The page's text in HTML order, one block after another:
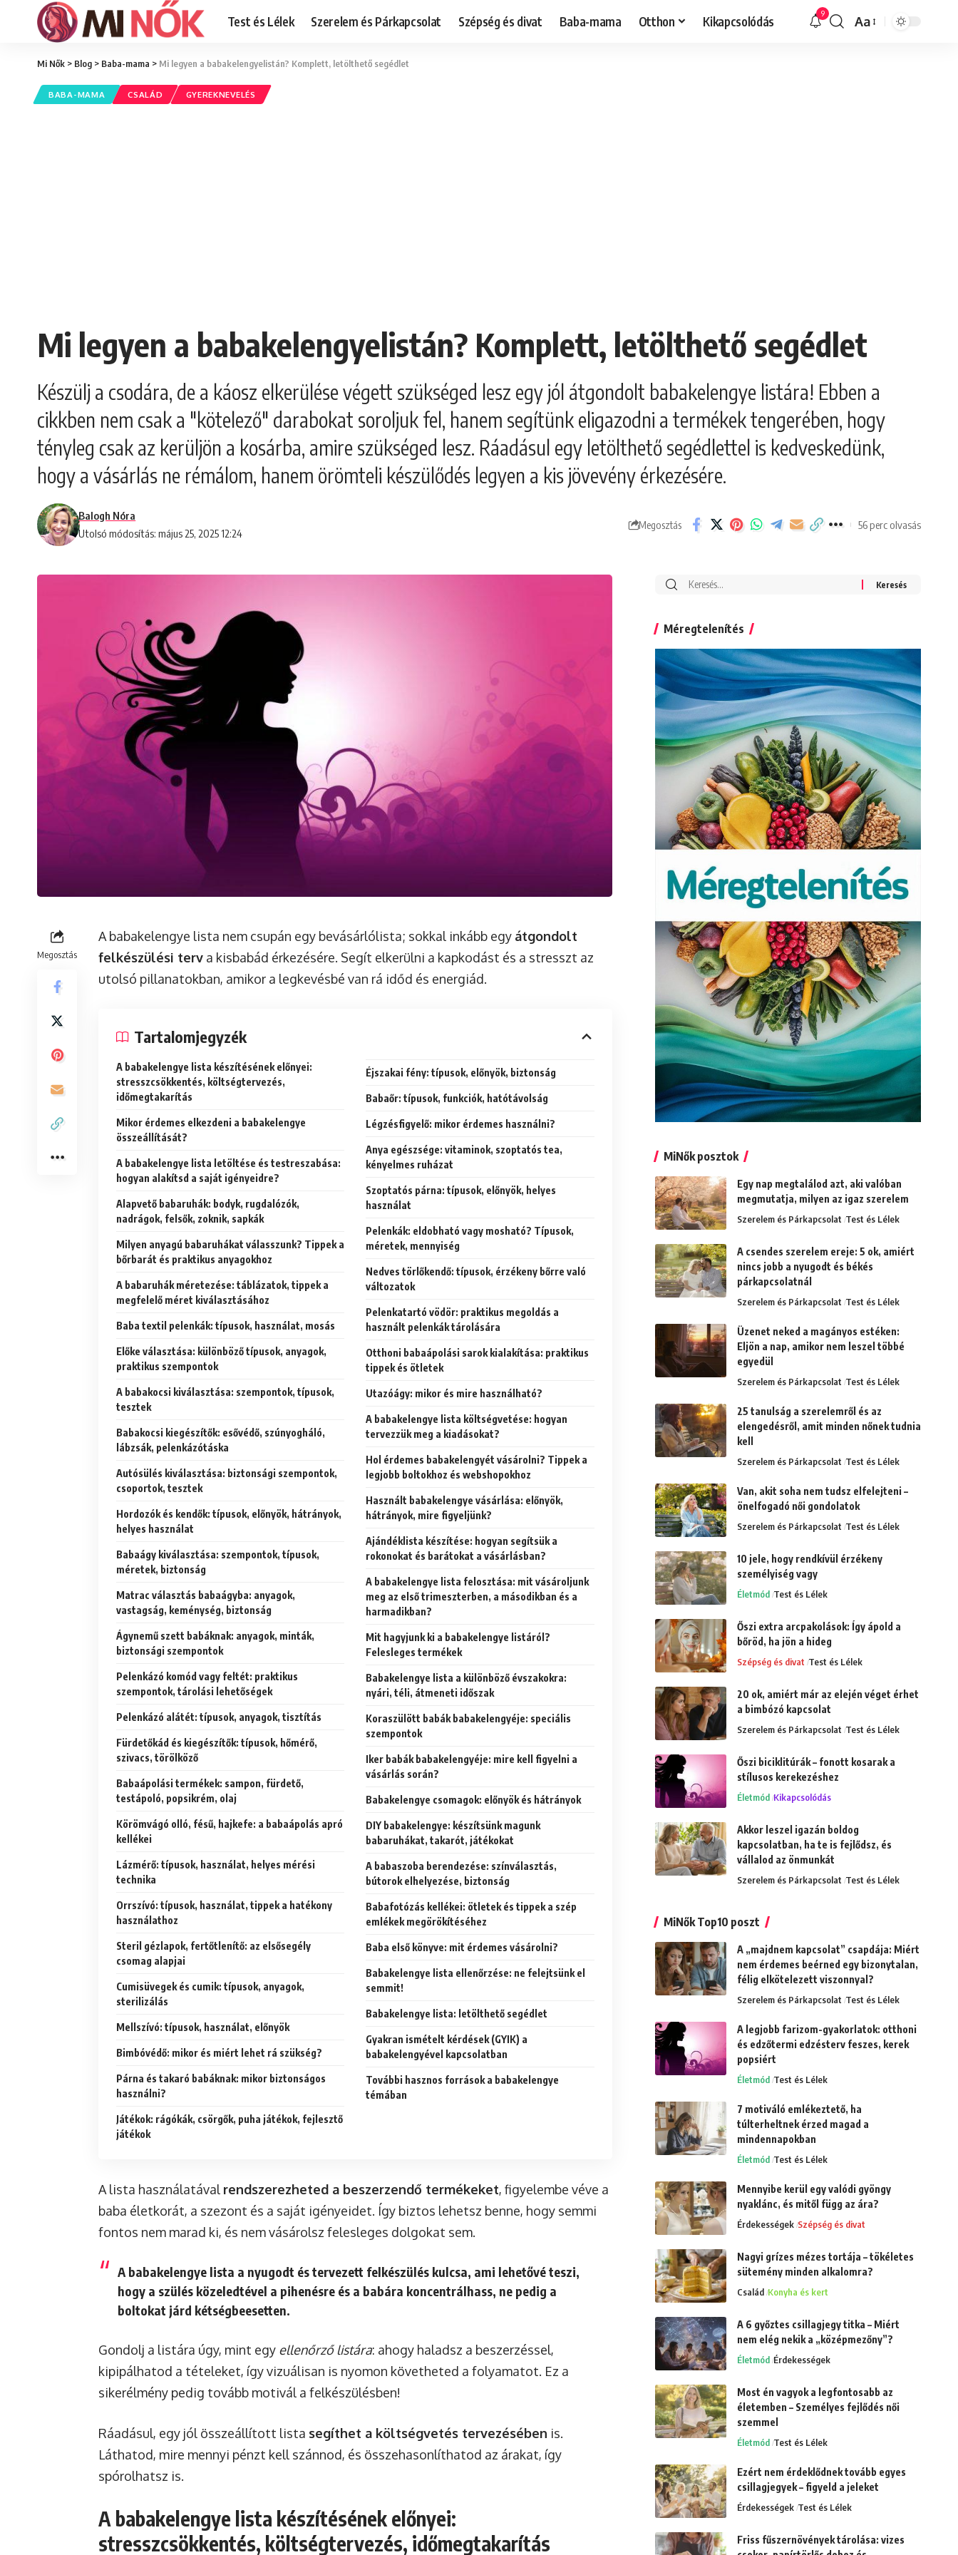
Test és Lélek Szerelem és Párkapcsolat Szépség és divat Baba-mama Otthon Kikapcsolódás 9
Font
Aa
Mi Nők > Blog > Baba-mama > Mi legyen a babakelengyelistán? Komplett, letölthető segédlet
BABA-MAMA CSALÁD GYEREKNEVELÉS
Mi legyen a babakelengyelistán? Komplett, letölthető segédlet
Készülj a csodára, de a káosz elkerülése végett szükséged lesz egy jól átgondolt babakelengye listára! Ebben a
cikkben nem csak a "kötelező" darabokat soroljuk fel, hanem segítünk eligazodni a termékek tengerében, hogy
tényleg csak az kerüljön a kosárba, amire szükséged lesz. Ráadásul egy letölthető segédlettel is kedveskedünk,
hogy a vásárlás ne rémálom, hanem örömteli készülődés legyen a kis jövevény érkezésére.
Utolsó módosítás: május 25, 2025 12:24
Balogh Nóra
Megosztás 56 perc olvasás
Megosztás
A babakelengye lista nem csupán egy bevásárlólista; sokkal inkább egy átgondolt
felkészülési terv a kisbabád érkezésére. Segít elkerülni a kapkodást és a stresszt az
utolsó pillanatokban, amikor a legkevésbé van rá időd és energiád.
Tartalomjegyzék
A babakelengye lista készítésének előnyei:
stresszcsökkentés, költségtervezés,
időmegtakarítás
Mikor érdemes elkezdeni a babakelengye
összeállítását?
A babakelengye lista letöltése és testreszabása:
hogyan alakítsd a saját igényeidre?
Alapvető babaruhák: bodyk, rugdalózók,
nadrágok, felsők, zoknik, sapkák
Milyen anyagú babaruhákat válasszunk? Tippek a
bőrbarát és praktikus anyagokhoz
A babaruhák méretezése: táblázatok, tippek a
megfelelő méret kiválasztásához
Baba textil pelenkák: típusok, használat, mosás
Előke választása: különböző típusok, anyagok,
praktikus szempontok
A babakocsi kiválasztása: szempontok, típusok,
tesztek
Babakocsi kiegészítők: esővédő, szúnyogháló,
lábzsák, pelenkázótáska
Autósülés kiválasztása: biztonsági szempontok,
csoportok, tesztek
Hordozók és kendők: típusok, előnyök, hátrányok,
helyes használat
Babaágy kiválasztása: szempontok, típusok,
méretek, biztonság
Matrac választás babaágyba: anyagok,
vastagság, keménység, biztonság
Ágynemű szett babáknak: anyagok, minták,
biztonsági szempontok
Pelenkázó komód vagy feltét: praktikus
szempontok, tárolási lehetőségek
Pelenkázó alátét: típusok, anyagok, tisztítás
Fürdetőkád és kiegészítők: típusok, hőmérő,
szivacs, törölköző
Babaápolási termékek: sampon, fürdető,
testápoló, popsikrém, olaj
Körömvágó olló, fésű, hajkefe: a babaápolás apró
kellékei
Lázmérő: típusok, használat, helyes mérési
technika
Orrszívó: típusok, használat, tippek a hatékony
használathoz
Steril gézlapok, fertőtlenítő: az elsősegély
csomag alapjai
Cumisüvegek és cumik: típusok, anyagok,
sterilizálás
Mellszívó: típusok, használat, előnyök
Bimbóvédő: mikor és miért lehet rá szükség?
Párna és takaró babáknak: mikor biztonságos
használni?
Játékok: rágókák, csörgők, puha játékok, fejlesztő
játékok
Éjszakai fény: típusok, előnyök, biztonság
Babaőr: típusok, funkciók, hatótávolság
Légzésfigyelő: mikor érdemes használni?
Anya egészsége: vitaminok, szoptatós tea,
kényelmes ruházat
Szoptatós párna: típusok, előnyök, helyes
használat
Pelenkák: eldobható vagy mosható? Típusok,
méretek, mennyiség
Nedves törlőkendő: típusok, érzékeny bőrre való
változatok
Pelenkatartó vödör: praktikus megoldás a
használt pelenkák tárolására
Otthoni babaápolási sarok kialakítása: praktikus
tippek és ötletek
Utazóágy: mikor és mire használható?
A babakelengye lista költségvetése: hogyan
tervezzük meg a kiadásokat?
Hol érdemes babakelengyét vásárolni? Tippek a
legjobb boltokhoz és webshopokhoz
Használt babakelengye vásárlása: előnyök,
hátrányok, mire figyeljünk?
Ajándéklista készítése: hogyan segítsük a
rokonokat és barátokat a vásárlásban?
A babakelengye lista felosztása: mit vásároljunk
meg az első trimeszterben, a másodikban és a
harmadikban?
Mit hagyjunk ki a babakelengye listáról?
Felesleges termékek
Babakelengye lista a különböző évszakokra:
nyári, téli, átmeneti időszak
Koraszülött babák babakelengyéje: speciális
szempontok
Iker babák babakelengyéje: mire kell figyelni a
vásárlás során?
Babakelengye csomagok: előnyök és hátrányok
DIY babakelengye: készítsünk magunk
babaruhákat, takarót, játékokat
A babaszoba berendezése: színválasztás,
bútorok elhelyezése, biztonság
Babafotózás kellékei: ötletek és tippek a szép
emlékek megörökítéséhez
Baba első könyve: mit érdemes vásárolni?
Babakelengye lista ellenőrzése: ne felejtsünk el
semmit!
Babakelengye lista: letölthető segédlet
Gyakran ismételt kérdések (GYIK) a
babakelengyével kapcsolatban
További hasznos források a babakelengye
témában
A lista használatával rendszerezheted a beszerzendő termékeket, figyelembe véve a
baba életkorát, a szezont és a saját igényeidet. Így biztos lehetsz benne, hogy semmi
fontos nem marad ki, és nem vásárolsz felesleges dolgokat sem.
A babakelengye lista a nyugodt és tervezett felkészülés kulcsa, ami lehetővé teszi,
hogy a szülés közeledtével a pihenésre és a babára koncentrálhass, ne pedig a
boltokat járd kétségbeesetten.
Gondolj a listára úgy, mint egy ellenőrző listára: ahogy haladsz a beszerzéssel,
kipipálhatod a tételeket, így vizuálisan is nyomon követheted a folyamatot. Ez a
sikerélmény pedig tovább motivál a felkészülésben!
Ráadásul, egy jól összeállított lista segíthet a költségvetés tervezésében is.
Láthatod, mire mennyi pénzt kell szánnod, és összehasonlíthatod az árakat, így
spórolhatsz is.
A babakelengye lista készítésének előnyei:
stresszcsökkentés, költségtervezés, időmegtakarítás
Search
Méregtelenítés
MiNők posztok
Egy nap megtalálod azt, aki valóban
megmutatja, milyen az igaz szerelem
Szerelem és Párkapcsolat Test és Lélek
A csendes szerelem ereje: 5 ok, amiért
nincs jobb a nyugodt és békés
párkapcsolatnál
Szerelem és Párkapcsolat Test és Lélek
Üzenet neked a magányos estéken:
Eljön a nap, amikor nem leszel többé
egyedül
Szerelem és Párkapcsolat Test és Lélek
25 tanulság a szerelemről és az
elengedésről, amit minden nőnek tudnia
kell
Szerelem és Párkapcsolat Test és Lélek
Van, akit soha nem tudsz elfelejteni –
önelfogadó női gondolatok
Szerelem és Párkapcsolat Test és Lélek
10 jele, hogy rendkívül érzékeny
személyiség vagy
Életmód Test és Lélek
Őszi extra arcpakolások: Így ápold a
bőröd, ha jön a hideg
Szépség és divat Test és Lélek
20 ok, amiért már az elején véget érhet
a bimbózó kapcsolat
Szerelem és Párkapcsolat Test és Lélek
Őszi biciklitúrák – fonott kosarak a
stílusos kerekezéshez
Életmód Kikapcsolódás
Akkor leszel igazán boldog
kapcsolatban, ha te is fejlődsz, és
vállalod az önmunkát
Szerelem és Párkapcsolat Test és Lélek
MiNők Top10 poszt
A „majdnem kapcsolat” csapdája: Miért
nem érdemes beérned egy bizonytalan,
félig elkötelezett viszonnyal?
Szerelem és Párkapcsolat Test és Lélek
A legjobb farizom-gyakorlatok: otthoni
és edzőtermi edzésterv feszes, kerek
popsiért
Életmód Test és Lélek
7 motiváló emlékeztető, ha
túlterheltnek érzed magad a
mindennapokban
Életmód Test és Lélek
Mennyibe kerül egy valódi gyöngy
nyaklánc, és mitől függ az ára?
Érdekességek Szépség és divat
Nagyi grízes mézes tortája – tökéletes
sütemény minden alkalomra?
Család Konyha és kert
A 6 győztes csillagjegy titka – Miért
nem elég nekik a „középmezőny”?
Életmód Érdekességek
Most én vagyok a legfontosabb az
életemben – Személyes fejlődés női
szemmel
Életmód Test és Lélek
Ezért nem érdeklődnek tovább egyes
csillagjegyek – figyeld a jeleket
Érdekességek Test és Lélek
Friss fűszernövények tárolása: vizes